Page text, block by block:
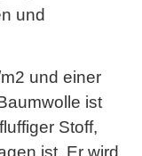
und
und einer
ist
Stoff,
ist. Er wird